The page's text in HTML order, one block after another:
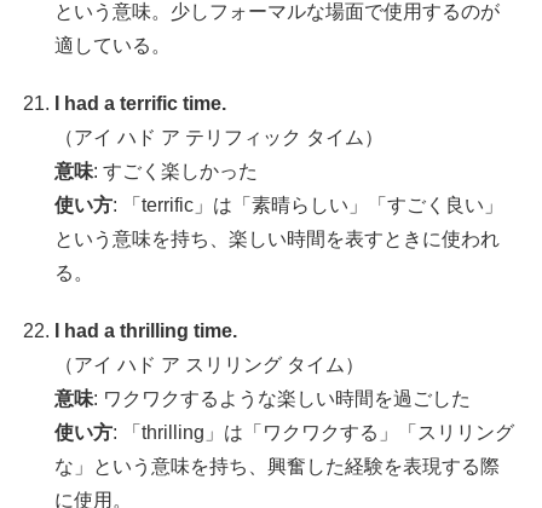
という意味。少しフォーマルな場面で使用するのが
適している。
I had a terrific time.
（アイ ハド ア テリフィック タイム）
意味: すごく楽しかった
使い方: 「terrific」は「素晴らしい」「すごく良い」
という意味を持ち、楽しい時間を表すときに使われ
る。
I had a thrilling time.
（アイ ハド ア スリリング タイム）
意味: ワクワクするような楽しい時間を過ごした
使い方: 「thrilling」は「ワクワクする」「スリリング
な」という意味を持ち、興奮した経験を表現する際
に使用。